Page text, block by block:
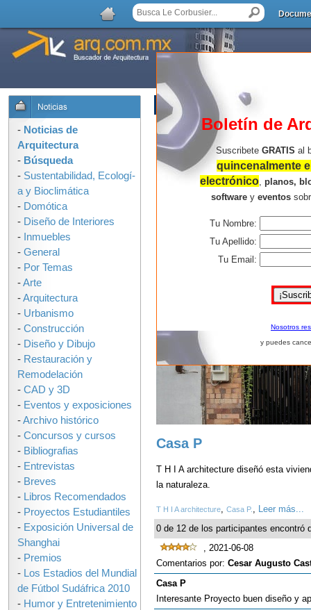
LISTA DE COMENTARIOS
Casa P
T H I A architecture diseñó esta
la naturaleza.
T H I A architecture, Casa P. , Leer más...
0 de 12 de los participantes encontró
, 2021-06-08
Comentarios por: Cesar Augusto
Casa P
Interesante Proyecto buen diseño y
Boletín de
Suscribete GRATIS al
quincenalmente
electrónico, planos,
softwarey eventos
Tu Nombre:
Tu Apellido:
Tu Email:
Nosotros
y puedes
- Noticias de
Arquitectura
- Búsqueda
- Sustentabilidad, Ecologí­
a y Bioclimática
- Domótica
- Diseño de Interiores
- Inmuebles
- General
- Por Temas
-Arte
-Arquitectura
- Urbanismo
- Construcción
- Diseño y Dibujo
- Restauración y
Remodelación
- CAD y 3D
- Eventos y exposiciones
-Archivo histórico
- Concursos y cursos
- Bibliografias
- Entrevistas
- Breves
- Libros Recomendados
- Proyectos Estudiantiles
- Exposición Universal de
Shanghai
- Premios
- Los Estadios del Mundial
de Fútbol Sudáfrica 2010
- Humor y Entretenimiento